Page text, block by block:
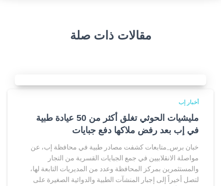
مقالات ذات صلة
أخبار إب
مليشيات الحوثي تغلق أكثر من 50 عيادة طبية
في إب بعد رفض ملاكها دفع جبايات
خبان برس_متابعات كشفت مصادر طبية في محافظة إب، عن
مواصلة الانقلابيين في جمع الجبايات القسرية من التجار
والمستثمرين بمركز المحافظة وعدد من المديريات التابعة لها،
لتصل أخيراً إلى إجبار المنشآت الطبية والدوائية الصغيرة على